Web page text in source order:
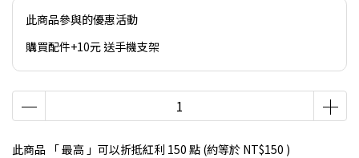
此商品參與的優惠活動
購買配件+10元 送手機支架
此商品 「 最高 」可以折抵紅利 150 點 (約等於 NT$150 )